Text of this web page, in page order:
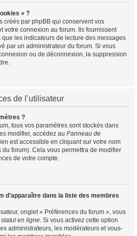
» ?
créés par phpBB qui conservent vos
votre connexion au forum. Ils fournissent
les indicateurs de lecture des messages
par un administrateur du forum. Si vous
ou de déconnexion, la suppression
de l’utilisateur
?
tous vos paramètres sont stockés dans
modifier, accédez au Panneau de
est accessible en cliquant sur votre nom
du forum). Cela vous permettra de modifier
de votre compte.
d’apparaître dans la liste des membres
onglet « Préférences du forum », vous
en ligne. Si vous activez cette option
administrateurs, les modérateurs et vous-